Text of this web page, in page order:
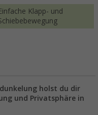
Klapp- und
holst du dir
und Privatsphäre in